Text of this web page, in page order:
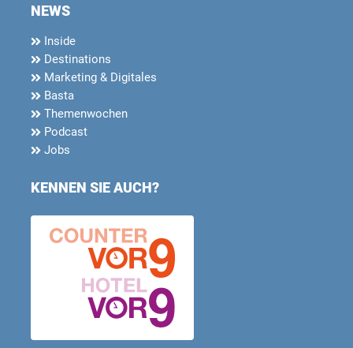
NEWS
Inside
Destinations
Marketing & Digitales
Basta
Themenwochen
Podcast
Jobs
KENNEN SIE AUCH?